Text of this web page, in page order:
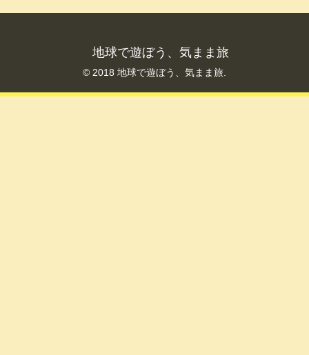
地球で遊ぼう、気まま旅
© 2018 地球で遊ぼう、気まま旅.